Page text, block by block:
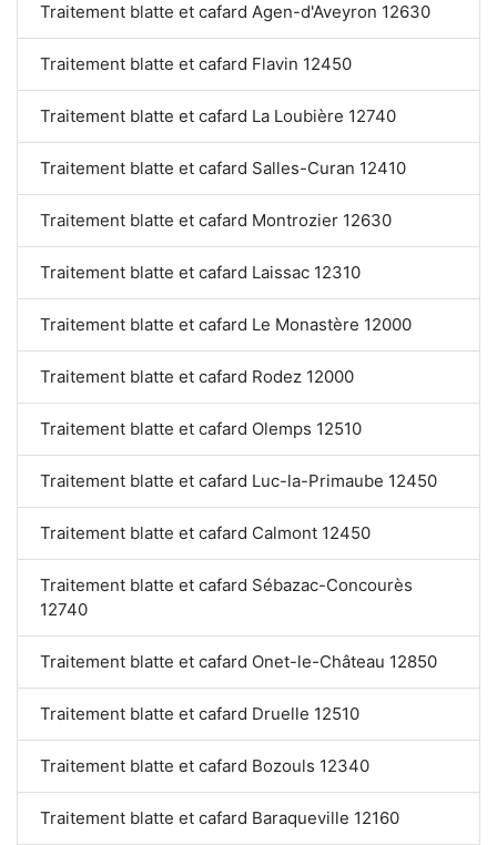
Traitement blatte et cafard Agen-d'Aveyron 12630
Traitement blatte et cafard Flavin 12450
Traitement blatte et cafard La Loubière 12740
Traitement blatte et cafard Salles-Curan 12410
Traitement blatte et cafard Montrozier 12630
Traitement blatte et cafard Laissac 12310
Traitement blatte et cafard Le Monastère 12000
Traitement blatte et cafard Rodez 12000
Traitement blatte et cafard Olemps 12510
Traitement blatte et cafard Luc-la-Primaube 12450
Traitement blatte et cafard Calmont 12450
Traitement blatte et cafard Sébazac-Concourès
12740
Traitement blatte et cafard Onet-le-Château 12850
Traitement blatte et cafard Druelle 12510
Traitement blatte et cafard Bozouls 12340
Traitement blatte et cafard Baraqueville 12160